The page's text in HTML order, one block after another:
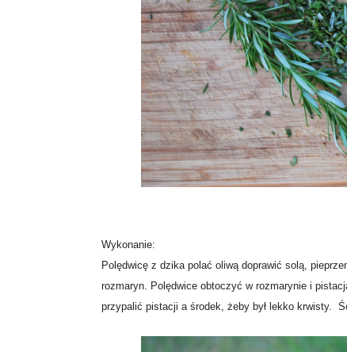
Wykonanie:
Polędwicę z dzika polać oliwą doprawić solą,
rozmaryn. Polędwice obtoczyć w rozmarynie i
przypalić pistacji a środek, żeby był lekko krwisty.